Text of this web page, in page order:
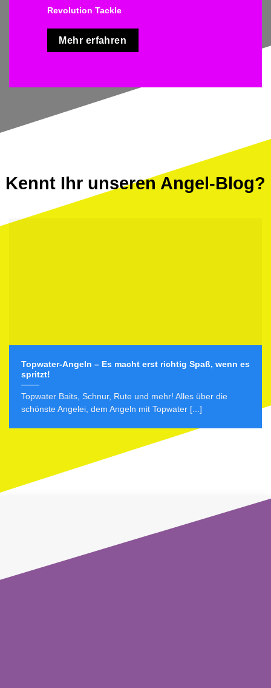
Revolution Tackle
Mehr erfahren
Kennt Ihr unseren Angel-Blog?
Topwater-Angeln – Es macht erst richtig Spaß, wenn es
spritzt!
Topwater Baits, Schnur, Rute und mehr! Alles über die
schönste Angelei, dem Angeln mit Topwater [...]